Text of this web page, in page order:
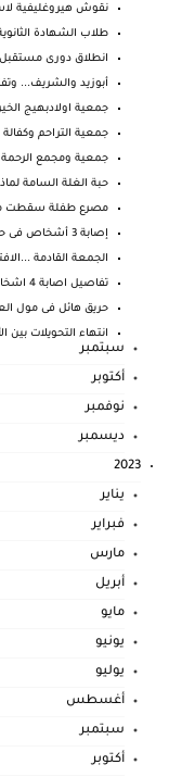
نقوش هيروغليفية
طلاب الشهادة
انطلاق دورى
أبوزيد والشريف...
جمعية اولادبهيج
جمعية التراحم وكفالة
جمعية ومجمع الرحمة
‏حبة الغلة السامة
مصرع طفلة سقطت من
إصابة 3 أشخاص فى حادث تصادم على الطريق الزراعى الغ...
الجمعة القادمة
تفاصيل اصابة 4 اشخاص من الاحايوة بسوهاج فى حادث م...
حريق هائل فى مول
انتهاء التحويلات بين
سبتمبر
أكتوبر
نوفمبر
ديسمبر
2023
يناير
فبراير
مارس
أبريل
مايو
يونيو
يوليو
أغسطس
سبتمبر
أكتوبر